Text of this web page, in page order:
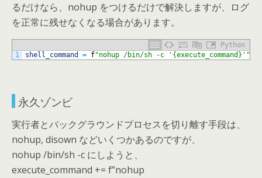
るだけなら、nohup をつけるだけで解決しますが、ログ
を正常に残せなくなる場合があります。
Python
1
shell_command = f"nohup /bin/sh -c '{execute_command}'"
永久ゾンビ
実行者とバックグラウンドプロセスを切り離す手段は、
nohup, disown などいくつかあるのですが、
nohup /bin/sh -c にしようと、
execute_command += f”nohup